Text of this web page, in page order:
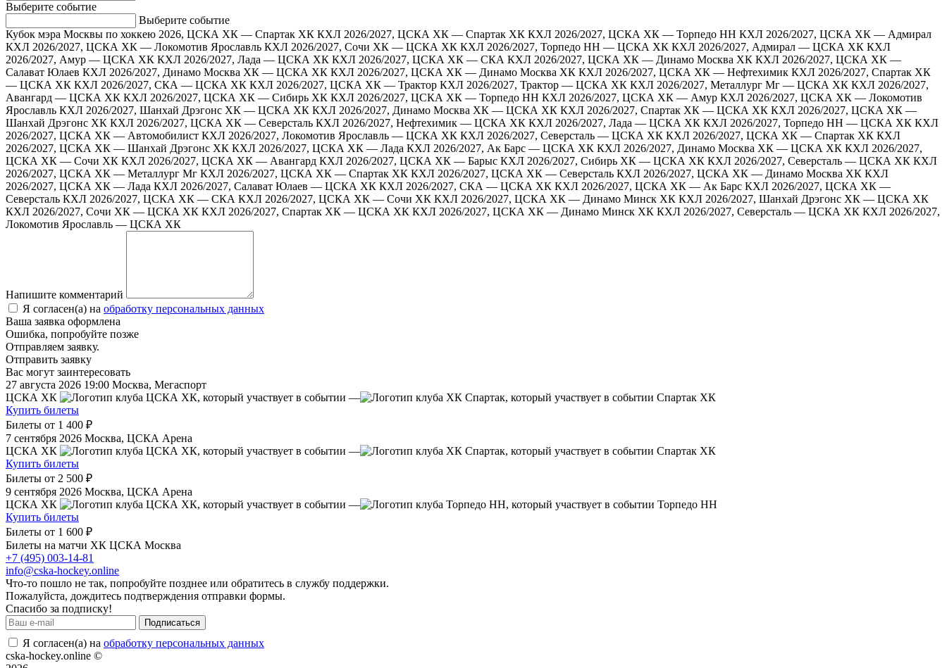
Выберите событие
Выберите событие
Кубок мэра Москвы по хоккею 2026, ЦСКА ХК — Спартак ХК КХЛ 2026/2027, ЦСКА ХК — Спартак ХК КХЛ 2026/2027, ЦСКА ХК — Торпедо НН КХЛ 2026/2027, ЦСКА ХК — Адмирал
КХЛ 2026/2027, ЦСКА ХК — Локомотив Ярославль КХЛ 2026/2027, Сочи ХК — ЦСКА ХК КХЛ 2026/2027, Торпедо НН — ЦСКА ХК КХЛ 2026/2027, Адмирал — ЦСКА ХК КХЛ
2026/2027, Амур — ЦСКА ХК КХЛ 2026/2027, Лада — ЦСКА ХК КХЛ 2026/2027, ЦСКА ХК — СКА КХЛ 2026/2027, ЦСКА ХК — Динамо Москва ХК КХЛ 2026/2027, ЦСКА ХК —
Салават Юлаев КХЛ 2026/2027, Динамо Москва ХК — ЦСКА ХК КХЛ 2026/2027, ЦСКА ХК — Динамо Москва ХК КХЛ 2026/2027, ЦСКА ХК — Нефтехимик КХЛ 2026/2027, Спартак ХК
— ЦСКА ХК КХЛ 2026/2027, СКА — ЦСКА ХК КХЛ 2026/2027, ЦСКА ХК — Трактор КХЛ 2026/2027, Трактор — ЦСКА ХК КХЛ 2026/2027, Металлург Мг — ЦСКА ХК КХЛ 2026/2027,
Авангард — ЦСКА ХК КХЛ 2026/2027, ЦСКА ХК — Сибирь ХК КХЛ 2026/2027, ЦСКА ХК — Торпедо НН КХЛ 2026/2027, ЦСКА ХК — Амур КХЛ 2026/2027, ЦСКА ХК — Локомотив
Ярославль КХЛ 2026/2027, Шанхай Дрэгонс ХК — ЦСКА ХК КХЛ 2026/2027, Динамо Москва ХК — ЦСКА ХК КХЛ 2026/2027, Спартак ХК — ЦСКА ХК КХЛ 2026/2027, ЦСКА ХК —
Шанхай Дрэгонс ХК КХЛ 2026/2027, ЦСКА ХК — Северсталь КХЛ 2026/2027, Нефтехимик — ЦСКА ХК КХЛ 2026/2027, Лада — ЦСКА ХК КХЛ 2026/2027, Торпедо НН — ЦСКА ХК КХЛ
2026/2027, ЦСКА ХК — Автомобилист КХЛ 2026/2027, Локомотив Ярославль — ЦСКА ХК КХЛ 2026/2027, Северсталь — ЦСКА ХК КХЛ 2026/2027, ЦСКА ХК — Спартак ХК КХЛ
2026/2027, ЦСКА ХК — Шанхай Дрэгонс ХК КХЛ 2026/2027, ЦСКА ХК — Лада КХЛ 2026/2027, Ак Барс — ЦСКА ХК КХЛ 2026/2027, Динамо Москва ХК — ЦСКА ХК КХЛ 2026/2027,
ЦСКА ХК — Сочи ХК КХЛ 2026/2027, ЦСКА ХК — Авангард КХЛ 2026/2027, ЦСКА ХК — Барыс КХЛ 2026/2027, Сибирь ХК — ЦСКА ХК КХЛ 2026/2027, Северсталь — ЦСКА ХК КХЛ
2026/2027, ЦСКА ХК — Металлург Мг КХЛ 2026/2027, ЦСКА ХК — Спартак ХК КХЛ 2026/2027, ЦСКА ХК — Северсталь КХЛ 2026/2027, ЦСКА ХК — Динамо Москва ХК КХЛ
2026/2027, ЦСКА ХК — Лада КХЛ 2026/2027, Салават Юлаев — ЦСКА ХК КХЛ 2026/2027, СКА — ЦСКА ХК КХЛ 2026/2027, ЦСКА ХК — Ак Барс КХЛ 2026/2027, ЦСКА ХК —
Северсталь КХЛ 2026/2027, ЦСКА ХК — СКА КХЛ 2026/2027, ЦСКА ХК — Сочи ХК КХЛ 2026/2027, ЦСКА ХК — Динамо Минск ХК КХЛ 2026/2027, Шанхай Дрэгонс ХК — ЦСКА ХК
КХЛ 2026/2027, Сочи ХК — ЦСКА ХК КХЛ 2026/2027, Спартак ХК — ЦСКА ХК КХЛ 2026/2027, ЦСКА ХК — Динамо Минск ХК КХЛ 2026/2027, Северсталь — ЦСКА ХК КХЛ 2026/2027,
Локомотив Ярославль — ЦСКА ХК
Напишите комментарий
Я согласен(а) на обработку персональных данных
Ваша заявка оформлена
Ошибка, попробуйте позже
Отправляем заявку.
Отправить заявку
Вас могут заинтересовать
27 августа 2026 19:00 Москва, Мегаспорт
ЦСКА ХК
—
Спартак ХК
Купить билеты
Билеты от 1 400 ₽
7 сентября 2026 Москва, ЦСКА Арена
ЦСКА ХК
—
Спартак ХК
Купить билеты
Билеты от 2 500 ₽
9 сентября 2026 Москва, ЦСКА Арена
ЦСКА ХК
—
Торпедо НН
Купить билеты
Билеты от 1 600 ₽
Билеты на матчи ХК ЦСКА Москва
+7 (495) 003-14-81
info@cska-hockey.online
Что-то пошло не так, попробуйте позднее или обратитесь в службу поддержки.
Пожалуйста, дождитесь подтверждения отправки формы.
Спасибо за подписку!
Подписаться
Я согласен(а) на обработку персональных данных
cska-hockey.online ©